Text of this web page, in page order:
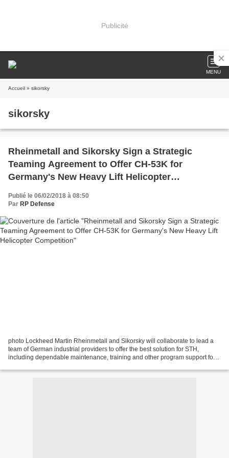
Publicité
MENU
Accueil » sikorsky
sikorsky
Rheinmetall and Sikorsky Sign a Strategic
Teaming Agreement to Offer CH-53K for
Germany's New Heavy Lift Helicopter
Competition
Publié le 06/02/2018 à 08:50
Par RP Defense
photo Lockheed Martin Rheinmetall and Sikorsky will collaborate to lead a
team of German industrial providers to offer the best solution for STH,
including dependable maintenance, training and other program support for